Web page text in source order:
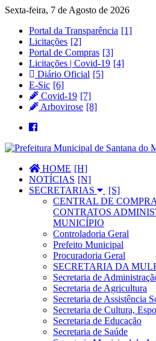
Sexta-feira, 7 de Agosto de 2026
Portal da Transparência
Licitações
Portal de Compras
Licitações | Covid-19
Diário Oficial
E-Sic
Covid-19
Arbovirose
HOME
NOTÍCIAS
SECRETARIAS
CENTRAL DE
CONTRATOS
MUNICÍPIO
Controladoria Geral
Prefeito Municipal
Procuradoria Geral
SECRETARIA DA
Secretaria de
Secretaria de Agricultura
Secretaria de Assistência
Secretaria de Cultura,
Secretaria de Educação
Secretaria de Saúde